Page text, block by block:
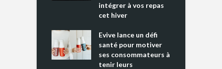
intégrer à vos repas
cet hiver
Evive lance un défi
santé pour motiver
ses consommateurs à
tenir leurs